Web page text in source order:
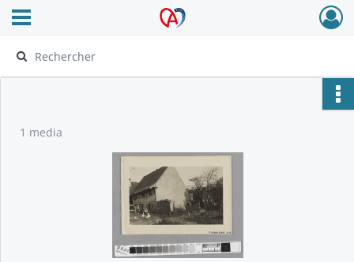
Archives Alsace - Colmar
Ouvrir le menu déroulant
1 media